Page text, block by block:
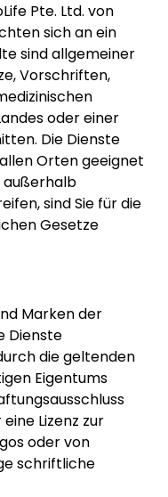
Pte. Ltd. von
sich an ein
sind allgemeiner
Vorschriften,
oder einer
Die Dienste
Orten geeignet
außerhalb
sind Sie für die
Gesetze
Marken der
Dienste
die geltenden
Eigentums
Lizenz zur
oder von
schriftliche